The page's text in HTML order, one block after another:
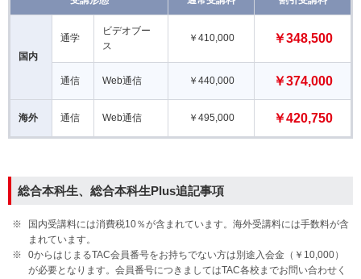
国内
通学
ビデオブー
ス
￥410,000 ￥348,500
通信 Web通信 ￥440,000 ￥374,000
海外 通信 Web通信 ￥495,000 ￥420,750
総合本科生、総合本科生Plus追記事項
国内受講料には消費税10％が含まれています。海外受講料には手数料が含
まれています。
0からはじまるTAC会員番号をお持ちでない方は別途入会金（￥10,000）
が必要となります。会員番号につきましてはTAC各校までお問い合わせく